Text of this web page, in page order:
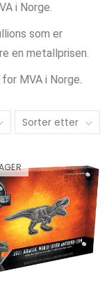
i Norge.
som er
en metallprisen.
MVA i Norge.
Sorter etter